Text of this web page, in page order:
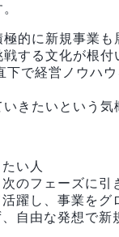
的に新規事業も
する文化が根
で経営ノウハ
きたいという気
い人
のフェーズに引
躍し、事業をグ
自由な発想で新